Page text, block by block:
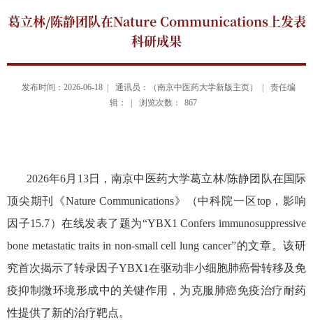
葛立林/陈静团队在Nature Communications上发表
科研成果
发布时间：2026-06-18 | 通讯员：（南京中医药大学新版主页） |
责任编
辑： |
浏览次数： 867
2026年6月 13日，南京中医药大学葛立林/陈静团队在国际
顶尖期刊《Nature Communications》（中科院一区top，影响
因子15.7）在线发表了题为“YBX1 Confers immunosuppressive
bone metastatic traits in non-small cell lung cancer”的文章。该研
究首次揭示了转录因子YBX1在驱动非小细胞肺癌骨转移及免
疫抑制微环境形成中的关键作用，为克服肺癌免疫治疗耐药
性提供了新的治疗靶点。